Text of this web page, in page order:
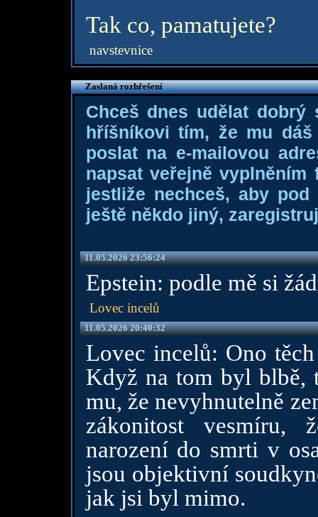
Tak co, pamatujete?
navstevnice
Zaslaná rozhřešení
Chceš dnes udělat dobrý
hříšníkovi tím, že mu
poslat na e-mailovou
napsat veřejně
jestliže nechceš, aby
ještě někdo jiný,
11.05.2026 23:56:24
Epstein: podle mě si
Lovec incelů
11.05.2026 20:40:32
Lovec incelů: Ono
Když na tom byl blbě,
mu, že nevyhnutelně
zákonitost
narození do smrti v
jsou objektivní
jak jsi byl mimo.